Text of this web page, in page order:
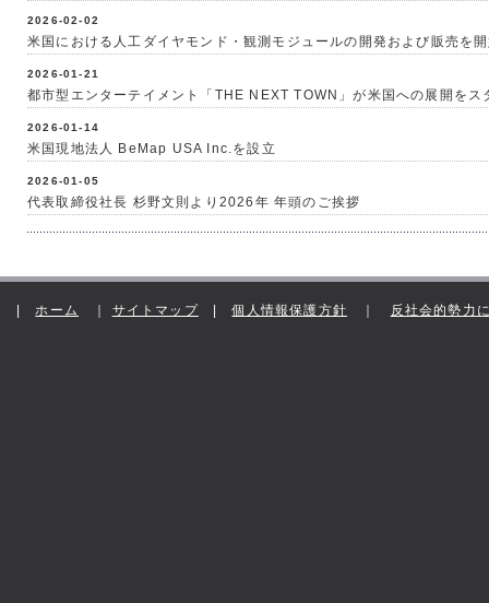
2026-02-02
米国における人工ダイヤモンド・観測モジュールの開発および販売を
2026-01-21
都市型エンターテイメント「THE NEXT TOWN」が米国への展開をス
2026-01-14
米国現地法人 BeMap USA Inc.を設立
2026-01-05
代表取締役社長 杉野文則より2026年 年頭のご挨拶
|ホーム サイトマップ|個人情報保護方針 反社会的勢力